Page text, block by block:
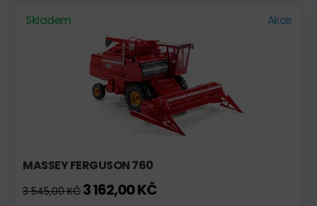
Skladem Akce
MASSEY FERGUSON 760
3 545,00 KČ 3 162,00 KČ